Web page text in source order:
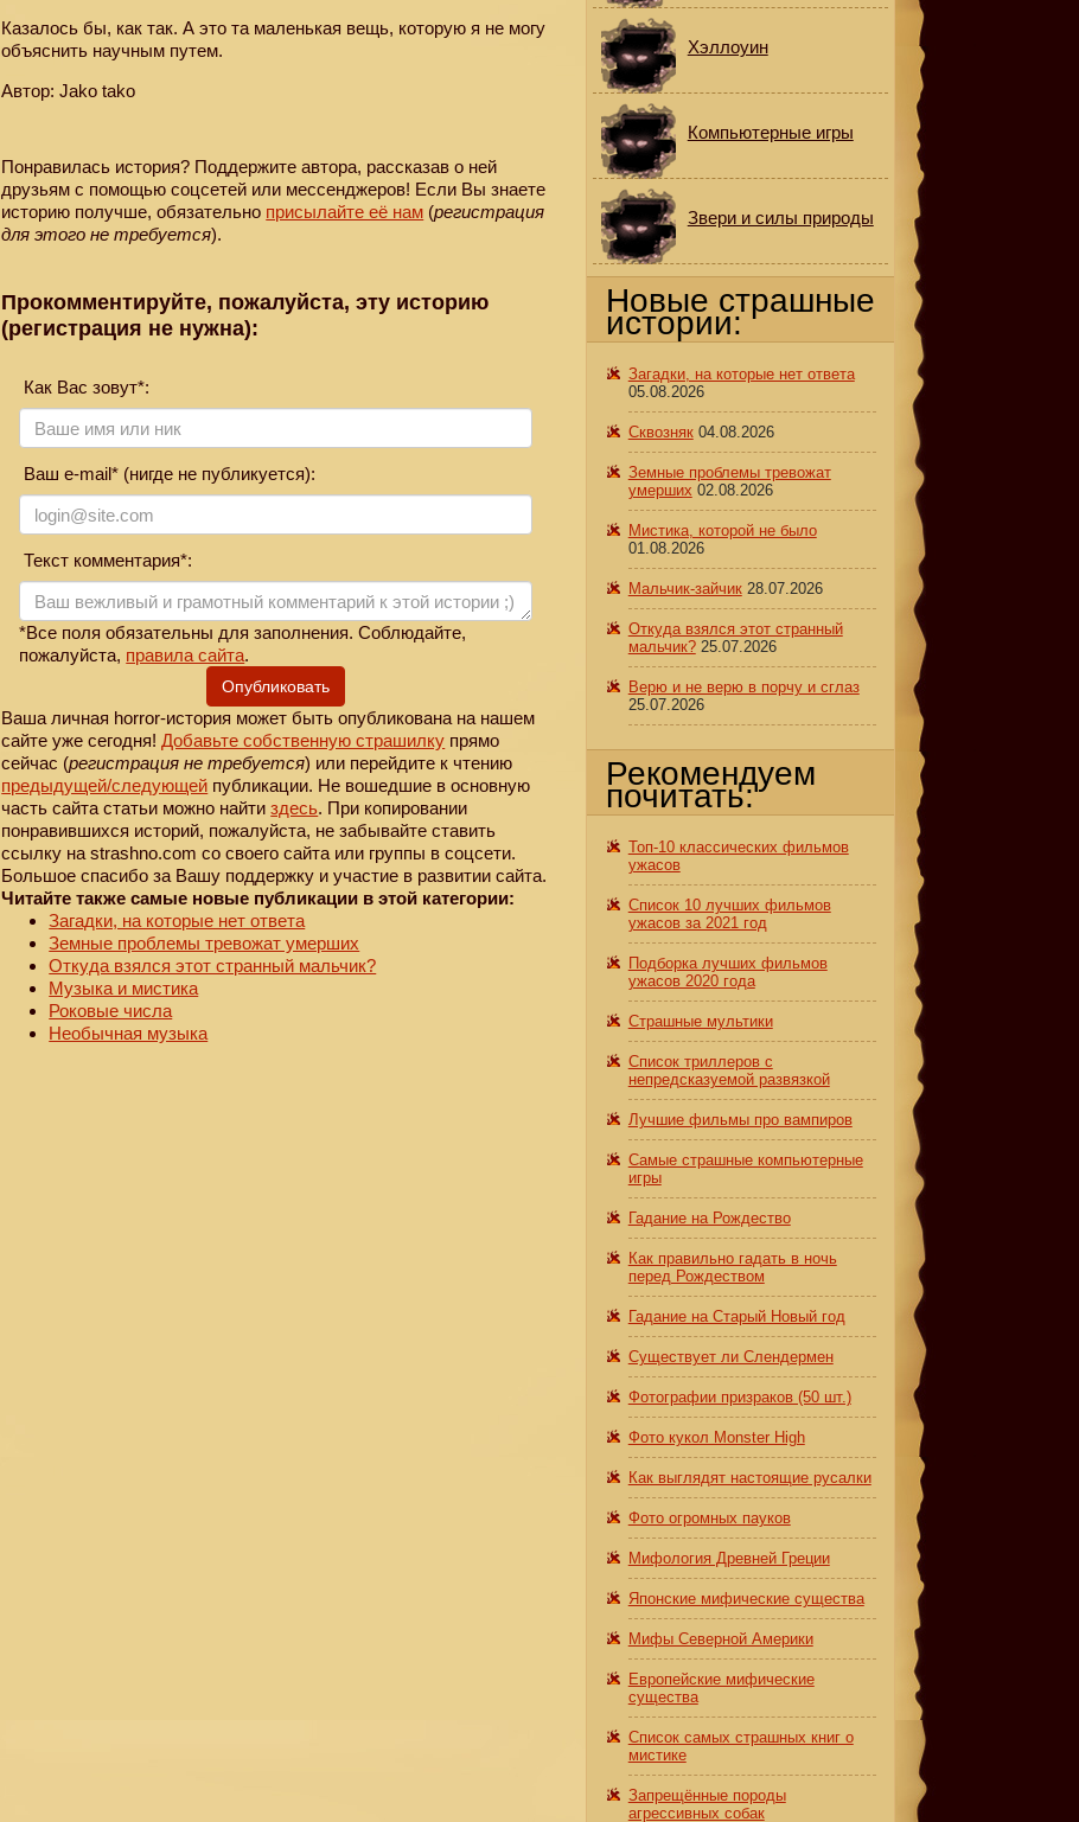
Казалось бы, как так. А это та маленькая вещь, которую я не могу
объяснить научным путем.
Автор: Jako tako
Понравилась история? Поддержите автора, рассказав о ней
друзьям с помощью соцсетей или мессенджеров! Если Вы знаете
историю получше, обязательно присылайте её нам (регистрация
для этого не требуется).
Прокомментируйте, пожалуйста, эту историю
(регистрация не нужна):
Как Вас зовут*:
Ваш e-mail* (нигде не публикуется):
Текст комментария*:
*Все поля обязательны для заполнения. Соблюдайте,
пожалуйста, правила сайта.
Опубликовать
Ваша личная horror-история может быть опубликована на нашем
сайте уже сегодня!Добавьте собственную страшилку прямо
сейчас (регистрация не требуется) или перейдите к чтению
предыдущей/следующей публикации. Не вошедшие в основную
часть сайта статьи можно найтиздесь. При копировании
понравившихся историй, пожалуйста, не забывайте ставить
ссылку на strashno.com со своего сайта или группы в соцсети.
Большое спасибо за Вашу поддержку и участие в развитии сайта.
Читайте также самые новые публикации в этой категории:
Загадки, на которые нет ответа
Земные проблемы тревожат умерших
Откуда взялся этот странный мальчик?
Музыка и мистика
Роковые числа
Необычная музыка
Хэллоуин
Компьютерные игры
Звери и силы природы
Новые страшные
истории:
Загадки, на которые нет ответа
05.08.2026
Сквозняк 04.08.2026
Земные проблемы тревожат
умерших 02.08.2026
Мистика, которой не было
01.08.2026
Мальчик-зайчик 28.07.2026
Откуда взялся этот странный
мальчик? 25.07.2026
Верю и не верю в порчу и сглаз
25.07.2026
Рекомендуем
почитать:
Топ-10 классических фильмов
ужасов
Список 10 лучших фильмов
ужасов за 2021 год
Подборка лучших фильмов
ужасов 2020 года
Страшные мультики
Список триллеров с
непредсказуемой развязкой
Лучшие фильмы про вампиров
Самые страшные компьютерные
игры
Гадание на Рождество
Как правильно гадать в ночь
перед Рождеством
Гадание на Старый Новый год
Существует ли Слендермен
Фотографии призраков (50 шт.)
Фото кукол Monster High
Как выглядят настоящие русалки
Фото огромных пауков
Мифология Древней Греции
Японские мифические существа
Мифы Северной Америки
Европейские мифические
существа
Список самых страшных книг о
мистике
Запрещённые породы
агрессивных собак